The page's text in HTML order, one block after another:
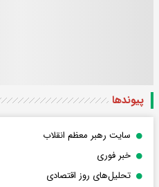
پیوندها
سایت رهبر معظم انقلاب
خبر فوری
تحلیل‌های روز اقتصادی